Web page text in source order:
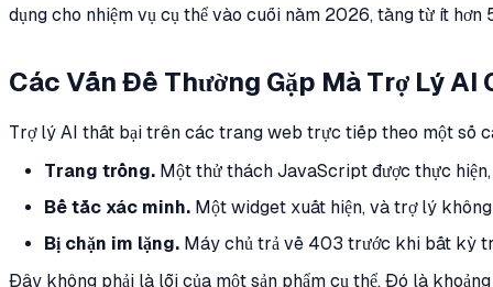
dụng cho nhiệm vụ cụ thể vào cuối năm 2026, tăng từ ít
Các Vấn Đề Thường Gặp Mà Trợ Lý AI
Trợ lý AI thất bại trên các trang web trực tiếp theo một số
Trang trống. Một thử thách JavaScript được thực
Bế tắc xác minh. Một widget xuất hiện, và trợ lý
Bị chặn im lặng. Máy chủ trả về 403 trước khi bất kỳ
Đây không phải là lỗi của một sản phẩm cụ thể. Đó là